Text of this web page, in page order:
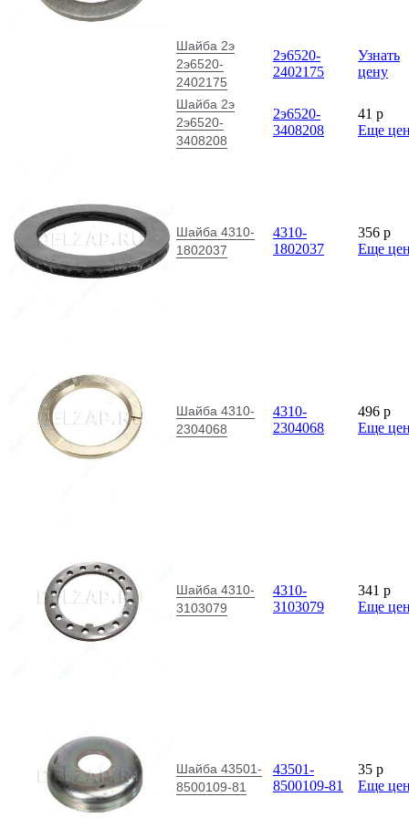
Шайба 2э
2э6520-
2402175
2э6520-
2402175
Узнать
цену
Шайба 2э
2э6520-
3408208
2э6520-
3408208
41 p
Еще
Шайба 4310-
1802037
4310-
1802037
356 p
Еще
Шайба 4310-
2304068
4310-
2304068
496 p
Еще
Шайба 4310-
3103079
4310-
3103079
341 p
Еще
Шайба 43501-
8500109-81
43501-
8500109-81
35 p
Еще